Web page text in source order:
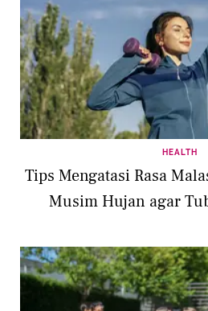
HEALTH
Tips Mengatasi Rasa
Musim Hujan agar